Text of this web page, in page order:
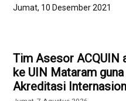
Jumat, 10 Desember 2021
Tim Asesor ACQUIN
ke UIN Mataram
Akreditasi